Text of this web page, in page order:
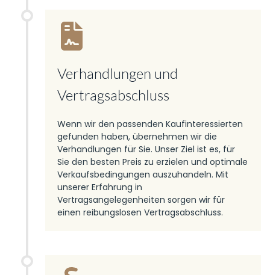
Verhandlungen und
Vertragsabschluss
Wenn wir den passenden Kaufinteressierten
gefunden haben, übernehmen wir die
Verhandlungen für Sie. Unser Ziel ist es, für
Sie den besten Preis zu erzielen und optimale
Verkaufsbedingungen auszuhandeln. Mit
unserer Erfahrung in
Vertragsangelegenheiten sorgen wir für
einen reibungslosen Vertragsabschluss.